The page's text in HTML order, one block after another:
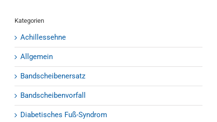
Kategorien
Achillessehne
Allgemein
Bandscheibenersatz
Bandscheibenvorfall
Diabetisches Fuß-Syndrom